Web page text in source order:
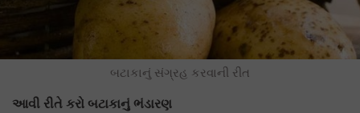
બટાકાનું સંગ્રહ કરવાની રીત
આવી રીતે કરો બટાકાનું ભંડારણ